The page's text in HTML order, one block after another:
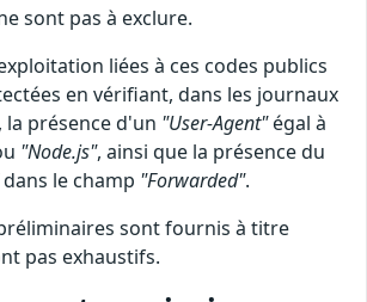
sont pas à exclure.
liées à ces codes publics
en vérifiant, dans les journaux
présence d'un "User-Agent"égal à
"Node.js", ainsi que la présence du
dans le champ "Forwarded".
sont fournis à titre
pas exhaustifs.